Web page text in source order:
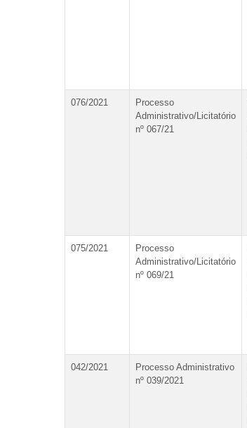
076/2021
Processo
Administrativo/Licitatório
nº 067/21
075/2021
Processo
Administrativo/Licitatório
nº 069/21
042/2021
Processo Administrativo
nº 039/2021